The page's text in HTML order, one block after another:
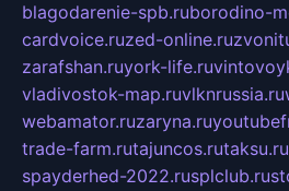
blagodarenie-spb.ruborodino-
cardvoice.ruzed-online.ru
zarafshan.ruyork-life.ru
vladivostok-map.ruvlknrussia.ru
webamator.ruzaryna.ru
trade-farm.rutajuncos.rutaksu.ru
spayderhed-2022.rusplclub.ru